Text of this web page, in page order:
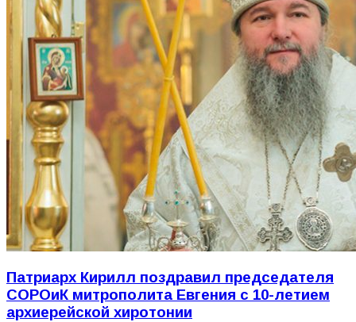
Патриарх Кирилл поздравил председателя
СОРОиК митрополита Евгения с 10-летием
архиерейской хиротонии